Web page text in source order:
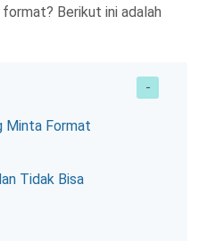
Berikut ini adalah
Minta Format
Tidak Bisa